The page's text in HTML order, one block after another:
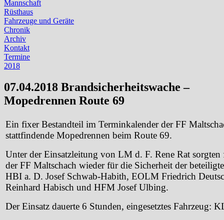
anzeigen
Mannschaft
Rüsthaus
Fahrzeuge und Geräte
Chronik
Archiv
Kontakt
Termine
2018
07.04.2018 Brandsicherheitswache –
Mopedrennen Route 69
Ein fixer Bestandteil im Terminkalender der FF
stattfindende Mopedrennen beim Route 69.
Unter der Einsatzleitung von LM d. F. Rene Rat
der FF Maltschach wieder für die Sicherheit der
HBI a. D. Josef Schwab-Habith, EOLM Friedrich
Reinhard Habisch und HFM Josef Ulbing.
Der Einsatz dauerte 6 Stunden, eingesetztes Fahrzeug: